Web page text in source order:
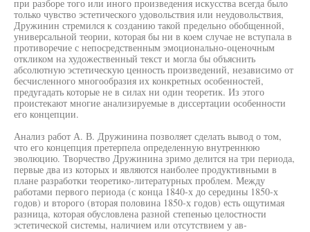
при разборе того или иного произведения искусства всегда было
только чувство эстетического удовольствия или неудовольствия,
Дружинин стремился к созданию такой предельно обобщенной,
универсальной теории, которая бы ни в коем случае не вступала в
противоречие с непосредственным эмоционально-оценочным
откликом на художественный текст и могла бы объяснить
абсолютную эстетическую ценность произведений, независимо от
бесчисленного многообразия их конкретных особенностей,
предугадать которые не в силах ни один теоретик. Из этого
проистекают многие анализируемые в диссертации особенности
его концепции.
Анализ работ А. В. Дружинина позволяет сделать вывод о том,
что его концепция претерпела определенную внутреннюю
эволюцию. Творчество Дружинина зримо делится на три периода,
первые два из которых и являются наиболее продуктивными в
плане разработки теоретико-литературных проблем. Между
работами первого периода (с конца 1840-х до середины 1850-х
годов) и второго (вторая половина 1850-х годов) есть ощутимая
разница, которая обусловлена разной степенью целостности
эстетической системы, наличием или отсутствием у ав-